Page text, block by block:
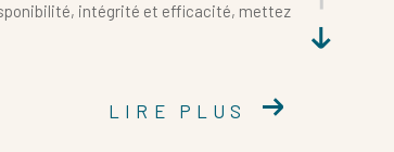
intégrité et efficacité, mettez
LIRE PLUS